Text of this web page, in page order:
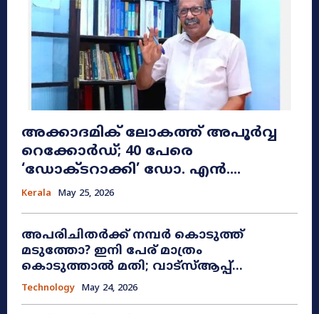
അക്കാദമിക് ലോകത്ത് അപൂർവ്വ
റെക്കോർഡ്; 40 പേരെ
‘ഡോക്ടറാക്കി’ ഡോ. എൻ....
Kerala May 25, 2026
അപരിചിതർക്ക് നമ്പർ കൊടുത്ത്
മടുത്തോ? ഇനി പേര് മാത്രം
കൊടുത്താൽ മതി; വാട്‌സ്ആപ്പ്...
Technology May 24, 2026